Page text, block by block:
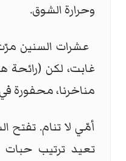
وحرارة الشوق.
عشرات السنين
غابت، لكن (رائحة
مناخرنا، محفورة
أمّي لا تنام. تفتح
تعيد ترتيب